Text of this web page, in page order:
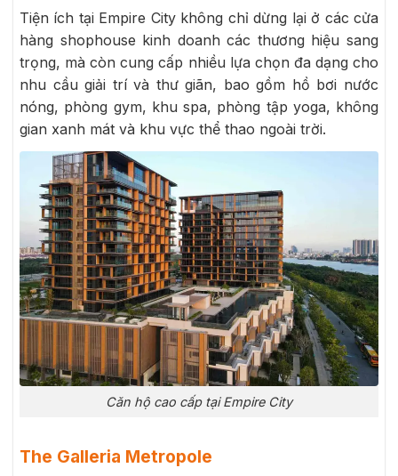
Tiện ích tại Empire City không chỉ dừng lại ở các cửa
hàng shophouse kinh doanh các thương hiệu sang
trọng, mà còn cung cấp nhiều lựa chọn đa dạng cho
nhu cầu giải trí và thư giãn, bao gồm hồ bơi nước
nóng, phòng gym, khu spa, phòng tập yoga, không
gian xanh mát và khu vực thể thao ngoài trời.
Căn hộ cao cấp tại Empire City
The Galleria Metropole